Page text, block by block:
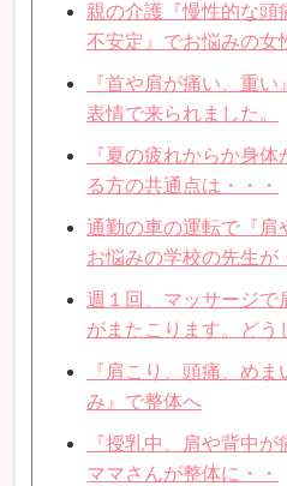
親の介護『慢性的な頭
不安定』でお悩みの女
『首や肩が痛い、重
表情で来られました。
『夏の疲れからか身
る方の共通点は・・・
通勤の車の運転で『肩
お悩みの学校の先生が
週１回、マッサージで
がまたこります。どう
『肩こり、頭痛、め
み』で整体へ
『授乳中、肩や背中
ママさんが整体に・・